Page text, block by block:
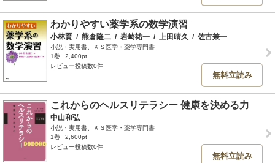
わかりやすい薬学系の数学演習
小林賢 / 熊倉隆二 / 岩崎祐一 / 上田晴久 / 佐古兼一
小説・実用書、ＫＳ医学・薬学専門書
1巻
2,400pt
レビュー投稿数0件
無料立読み
これからのヘルスリテラシー 健康を決める力
中山和弘
小説・実用書、ＫＳ医学・薬学専門書
1巻
2,600pt
レビュー投稿数0件
無料立読み